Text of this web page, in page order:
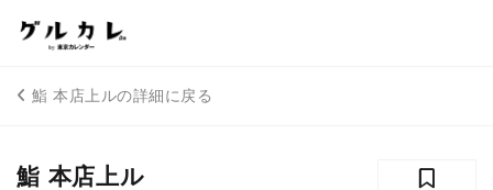
鮨 本店上ルの詳細に戻る
鮨 本店上ル